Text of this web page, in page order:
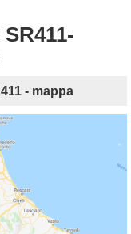
- mappa